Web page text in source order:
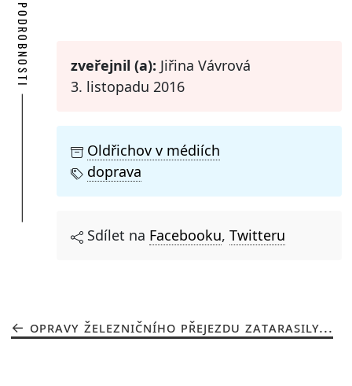
PODROBNOSTI zveřejnil (a): Jiřina Vávrová
3. listopadu 2016
Oldřichov v médiích
doprava
Sdílet na Facebooku, Twitteru
OPRAVY ŽELEZNIČNÍHO PŘEJEZDU ZATARASILY...